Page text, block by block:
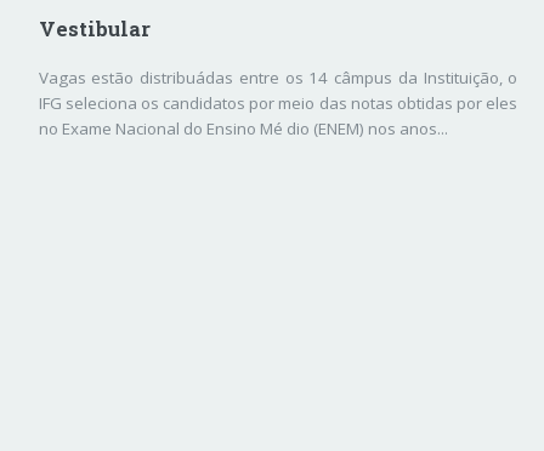
Vestibular
Vagas estão distribuádas entre os 14 câmpus da Instituição, o
IFG seleciona os candidatos por meio das notas obtidas por eles
no Exame Nacional do Ensino Mé dio (ENEM) nos anos...